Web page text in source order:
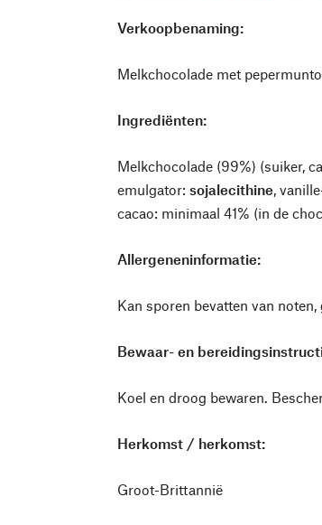
Verkoopbenaming:
Melkchocolade met
Ingrediënten:
Melkchocolade (99%) (suiker,
emulgator:sojalecithine,
cacao: minimaal 41% (in de
Allergeneninformatie:
Kan sporen bevatten van
Bewaar- en
Koel en droog bewaren.
Herkomst / herkomst:
Groot-Brittannië